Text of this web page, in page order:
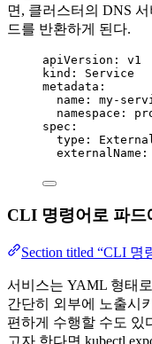
면, 클러스터의 DNS
드를 반환하게 된다.
apiVersion : v1
kind : Service
metadata :
name : my-
namespace :
spec :
type :
externalName :
CLI 명령어로 파드
Section titled “CLI
서비스는 YAML 형태
간단히 외부에 노출시
편하게 수행할 수도 있